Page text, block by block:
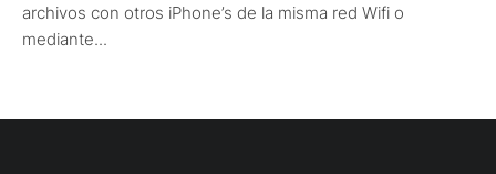
archivos con otros iPhone’s de la misma red Wifi o
mediante...